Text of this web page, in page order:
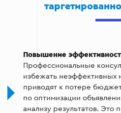
Повышение
Профессиональные
избежать неэффективных
приводят к потере
по оптимизации
анализу результатов. Это